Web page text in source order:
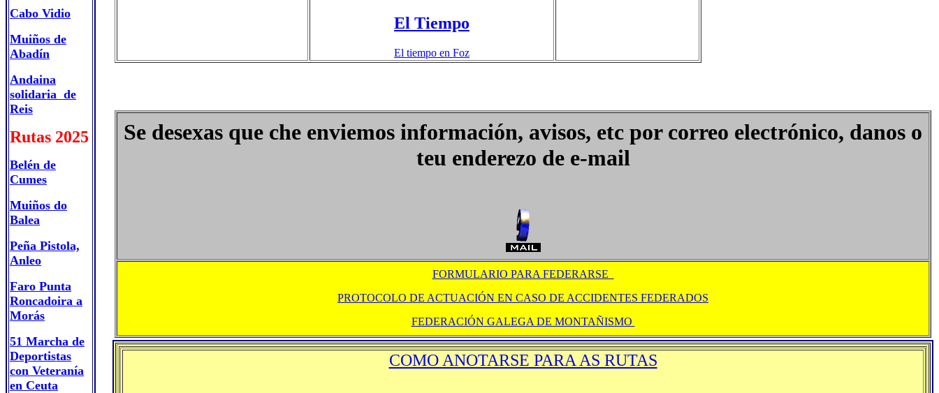
Cabo Vidio
Muiños de
Abadín
Andaina
solidaria de
Reis
Rutas 2025
Belén de
Cumes
Muiños do
Balea
Peña Pistola,
Anleo
Faro Punta
Roncadoira a
Morás
51 Marcha de
Deportistas
con Veteranía
en Ceuta
El Tiempo
El tiempo en Foz
Se desexas que che enviemos información, avisos, etc por correo electrónico, danos o
teu enderezo de e-mail
FORMULARIO PARA FEDERARSE
PROTOCOLO DE ACTUACIÓN EN CASO DE ACCIDENTES FEDERADOS
FEDERACIÓN GALEGA DE MONTAÑISMO
COMO ANOTARSE PARA AS RUTAS